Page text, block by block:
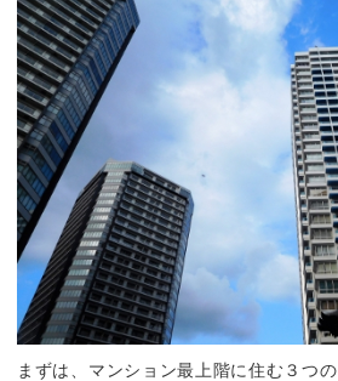
まずは、マンション最上階に住む３つ